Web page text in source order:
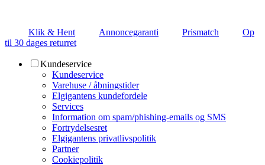
Klik & Hent Annoncegaranti Prismatch
Op
til 30 dages returret
Kundeservice
Kundeservice
Varehuse / åbningstider
Elgigantens kundefordele
Services
Information om spam/phishing-emails og SMS
Fortrydelsesret
Elgigantens privatlivspolitik
Partner
Cookiepolitik